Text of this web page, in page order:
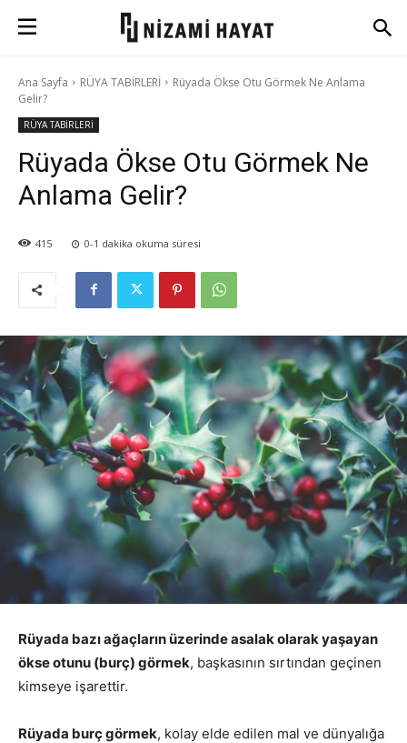
Ana Sayfa RÜYA TABİRLERİ
Rüyada Ökse Otu Görmek Ne Anlama
Gelir?
RÜYA TABİRLERİ
Rüyada Ökse Otu Görmek Ne
Anlama Gelir?
415 0-1 dakika okuma süresi
Rüyada bazı ağaçların üzerinde asalak olarak yaşayan
ökse otunu (burç) görmek, başkasının sırtından geçinen
kimseye işarettir.
Rüyada burç görmek, kolay elde edilen mal ve dünyalığa